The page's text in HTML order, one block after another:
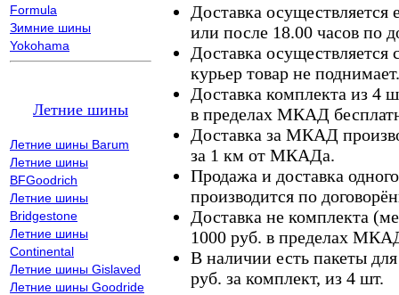
Formula
Зимние шины
Yokohama
Летние шины
Летние шины Barum
Летние шины
BFGoodrich
Летние шины
Bridgestone
Летние шины
Continental
Летние шины Gislaved
Летние шины Goodride
Доставка осуществляется
или после 18.00 часов по
Доставка осуществляется
курьер товар не поднимает.
Доставка комплекта из 4
в пределах МКАД
Доставка за МКАД
за 1 км от МКАДа.
Продажа и доставка
производится по
Доставка не комплекта
1000 руб. в пределах
В наличии есть пакеты
руб. за комплект, из 4 шт.